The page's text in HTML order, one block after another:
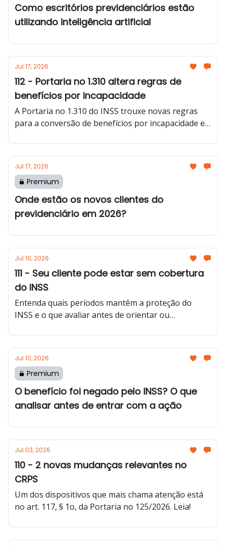
Como escritórios previdenciários estão
utilizando inteligência artificial
Jul 17, 2026
112 - Portaria no 1.310 altera regras de
benefícios por incapacidade
A Portaria no 1.310 do INSS trouxe novas regras
para a conversão de benefícios por incapacidade e
Jul 17, 2026
Premium
Onde estão os novos clientes do
previdenciário em 2026?
Jul 10, 2026
111 - Seu cliente pode estar sem cobertura
do INSS
Entenda quais períodos mantêm a proteção do
INSS e o que avaliar antes de orientar ou
Jul 10, 2026
Premium
O benefício foi negado pelo INSS? O que
analisar antes de entrar com a ação
Jul 03, 2026
110 - 2 novas mudanças relevantes no
CRPS
Um dos dispositivos que mais chama atenção está
no art. 117, § 1o, da Portaria no 125/2026. Leia!